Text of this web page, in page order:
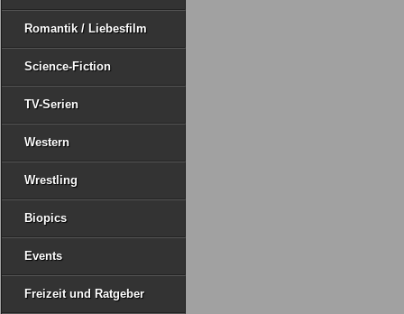
Romantik / Liebesfilm
Science-Fiction
TV-Serien
Western
Wrestling
Biopics
Events
Freizeit und Ratgeber